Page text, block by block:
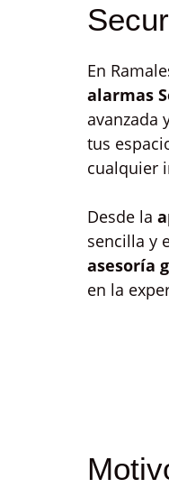
En
alarmas
avanzada
tus
cualquier
Desde la
sencilla y
asesoría
en la